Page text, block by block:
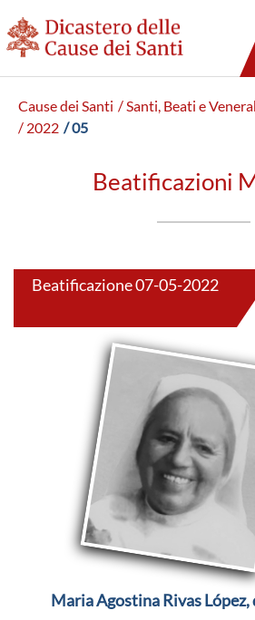
Cause dei Santi / Santi, Beati e
/ 2022 / 05
Beatificazioni
Beatificazione 07-05-2022
Maria Agostina Rivas